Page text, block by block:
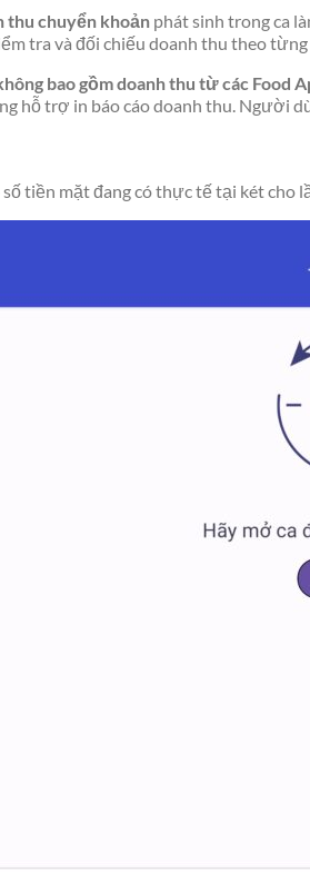
thu chuyển khoản phát sinh trong ca
tra và đối chiếu doanh thu theo
bao gồm doanh thu từ các Food
hỗ trợ in báo cáo doanh thu. Người
tiền mặt đang có thực tế tại két cho